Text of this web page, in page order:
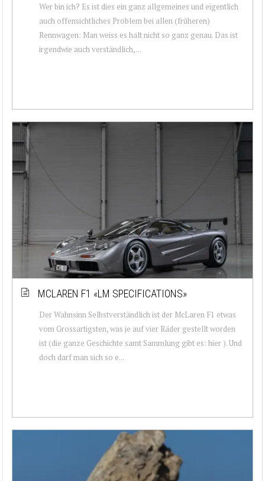
Wer bin ich? Es ist dies ein ganz allgemeines und eigentlich
auch offensichtliches Problem bei allen (früheren)
Rennwagen: Man weiss es halt nicht so ganz genau. Das ist
irgendwie auch verständlich, ...
MCLAREN F1 «LM SPECIFICATIONS»
Der Wahnsinn Selbstverständlich ist der McLaren F1 etwas
vom Grossartigsten, was je auf vier Räder gestellt worden
ist (die ganze Geschichte samt Sammlung gibt es: hier ). Und
doch darf man sich so e...